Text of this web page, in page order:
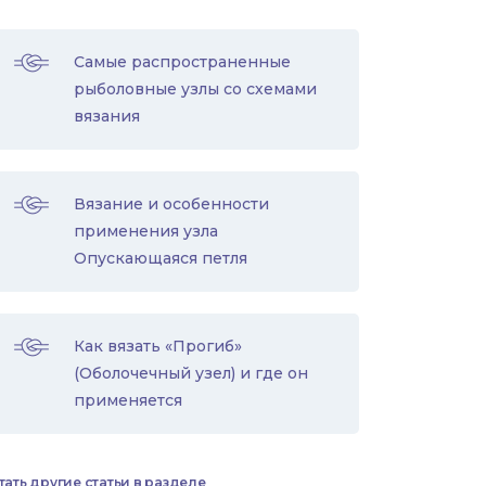
Самые распространенные
рыболовные узлы со схемами
вязания
Вязание и особенности
применения узла
Опускающаяся петля
Как вязать «Прогиб»
(Оболочечный узел) и где он
применяется
другие статьи в разделе